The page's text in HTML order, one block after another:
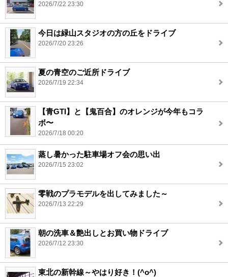
2026/7/22 23:30
今日は緑山スタジオの方の丘をドライブ
2026/7/20 23:26
夏の青空のご近所ドライブ
2026/7/19 22:34
【青GTI】と【鬼百合】のオレンジが今年もコラ
ボ〜
2026/7/18 00:20
蒸し暑かった駐車場オフ会の思い出
2026/7/15 23:02
零戦のプラモデルを出してみました～
2026/7/13 22:29
朝の洗車＆艶出しとお買い物ドライブ
2026/7/12 23:30
東北の新幹線～やはり好き！(^o^)